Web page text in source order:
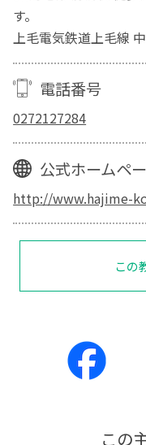
す。
上毛電気鉄道上毛線
電話番号
0272127284
公式ホームペ
http://www.hajime-
この
この